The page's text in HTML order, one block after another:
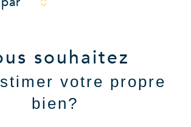
souhaitez
votre propre
bien?